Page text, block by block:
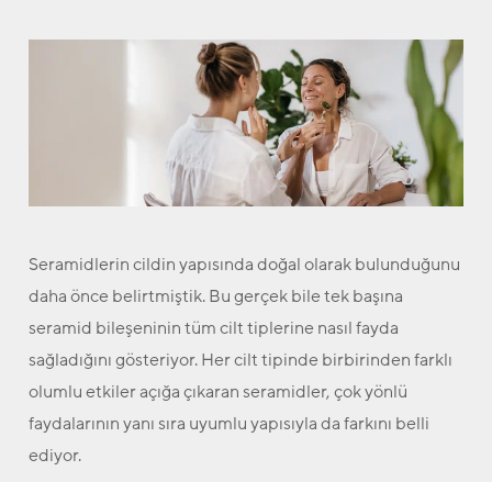
Seramidlerin cildin yapısında doğal olarak bulunduğunu
daha önce belirtmiştik. Bu gerçek bile tek başına
seramid bileşeninin tüm cilt tiplerine nasıl fayda
sağladığını gösteriyor. Her cilt tipinde birbirinden farklı
olumlu etkiler açığa çıkaran seramidler, çok yönlü
faydalarının yanı sıra uyumlu yapısıyla da farkını belli
ediyor.